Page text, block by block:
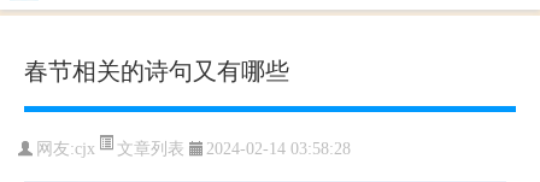
春节相关的诗句又有哪些
网友:cjx 文章列表 2024-02-14 03:58:28